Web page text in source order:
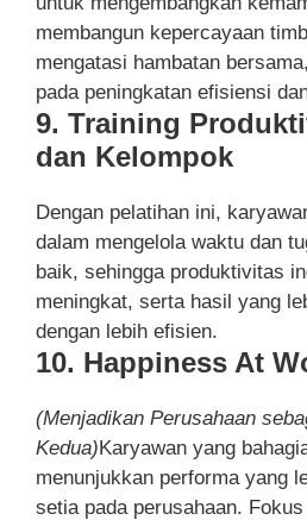
membangun kepercayaan
mengatasi hambatan
pada peningkatan efisiensi
9. Training
dan Kelompok
Dengan pelatihan ini,
dalam mengelola waktu dan
baik, sehingga produktivitas
meningkat, serta hasil yang
dengan lebih efisien.
10. Happiness At
(Menjadikan Perusahaan
Kedua)Karyawan yang
menunjukkan performa yang
setia pada perusahaan.